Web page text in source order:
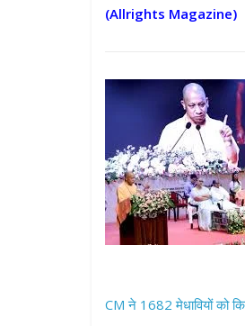
(Allrights Magazine)
CM ने 1682 मेधावियों को